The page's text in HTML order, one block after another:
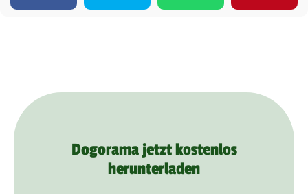
Dogorama jetzt kostenlos
herunterladen